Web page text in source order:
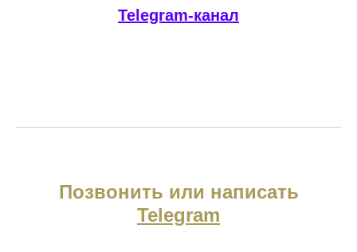
Telegram-канал
Позвонить или написать
Telegram